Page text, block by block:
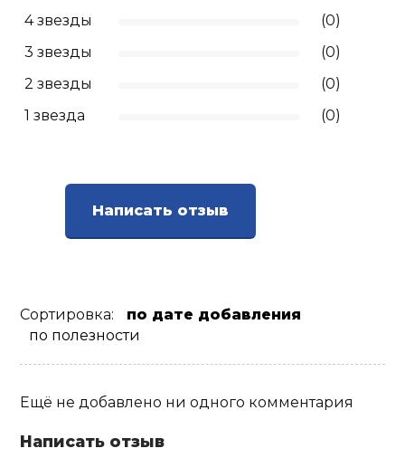
Лямки,
Ролики для
йоги
4 звезды
(0)
3 звезды
(0)
2 звезды
(0)
1 звезда
(0)
Написать отзыв
Сортировка:
по дате добавления
по полезности
Ещё не добавлено ни одного комментария
Написать отзыв